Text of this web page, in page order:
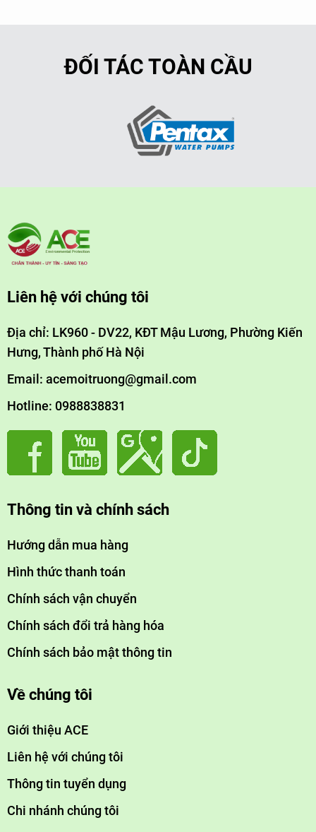
ĐỐI TÁC TOÀN CẦU
Liên hệ với chúng tôi
Địa chỉ: LK960 - DV22, KĐT Mậu Lương, Phường Kiến
Hưng, Thành phố Hà Nội
Email: acemoitruong@gmail.com
Hotline: 0988838831
Thông tin và chính sách
Hướng dẫn mua hàng
Hình thức thanh toán
Chính sách vận chuyển
Chính sách đổi trả hàng hóa
Chính sách bảo mật thông tin
Về chúng tôi
Giới thiệu ACE
Liên hệ với chúng tôi
Thông tin tuyển dụng
Chi nhánh chúng tôi